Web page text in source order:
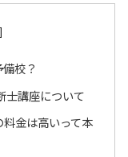
校？
士講座について
金は高いって本